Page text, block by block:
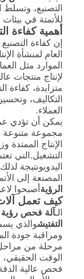
التصنيع، وتسلط
للأتمتة في
أهمية كفاءة
إن كفاءة
العام لمنشأة
الموارد مثل
لإنتاج منتجات
متزايدة، كفاءة
التكاليف،
العملاء.
يمكن أن تؤدي
مجموعة متنوعة
الإنتاج الممتدة
التشغيل.التي
اليدويونتيجة
المصنعة إلى
الرؤية أصبحوا
كيف تعمل
الـآلة فحص رؤية
التفتيشوالذي
ومراقبة جودة
مرحلة من مراحل
الوقت
فحص عالية